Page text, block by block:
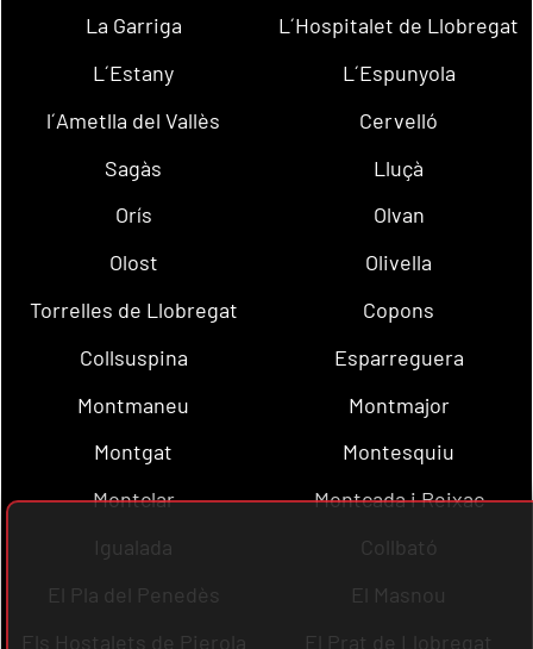
La Garriga
L´Hospitalet de Llobregat
L´Estany
L´Espunyola
l´Ametlla del Vallès
Cervelló
Sagàs
Lluçà
Orís
Olvan
Olost
Olivella
Torrelles de Llobregat
Copons
Collsuspina
Esparreguera
Montmaneu
Montmajor
Montgat
Montesquiu
Montclar
Montcada i Reixac
Igualada
Collbató
El Pla del Penedès
El Masnou
Els Hostalets de Pierola
El Prat de Llobregat